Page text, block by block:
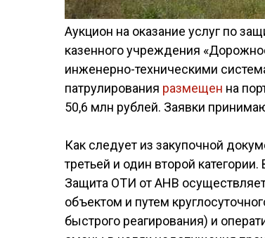
Аукцион на оказание услуг по
казенного учреждения
инженерно-техническими
патрулирования размещен на
50,6 млн рублей. Заявки
Как следует из закупочной
третьей и один второй
Защита ОТИ от АНВ
объектом и путем
быстрого реагирования) и